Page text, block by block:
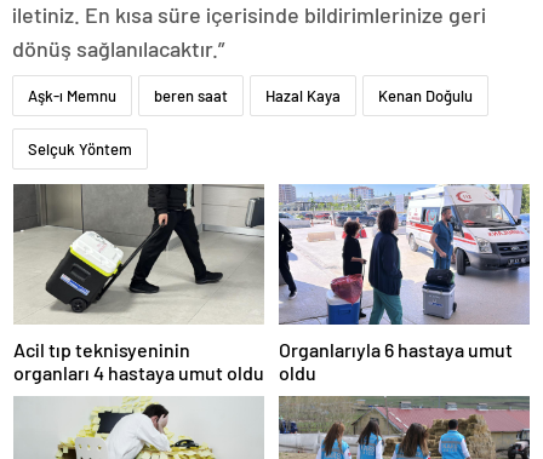
iletiniz. En kısa süre içerisinde bildirimlerinize geri
dönüş sağlanılacaktır.”
Aşk-ı Memnu beren saat Hazal Kaya Kenan Doğulu
Selçuk Yöntem
Acil tıp teknisyeninin
organları 4 hastaya umut oldu
Organlarıyla 6 hastaya umut
oldu